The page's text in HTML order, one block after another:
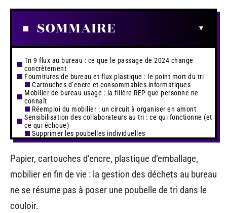
SOMMAIRE
Tri 9 flux au bureau : ce que le passage de 2024 change
concrètement
Fournitures de bureau et flux plastique : le point mort du tri
Cartouches d’encre et consommables informatiques
Mobilier de bureau usagé : la filière REP que personne ne
connaît
Réemploi du mobilier : un circuit à organiser en amont
Sensibilisation des collaborateurs au tri : ce qui fonctionne (et
ce qui échoue)
Supprimer les poubelles individuelles
Papier, cartouches d’encre, plastique d’emballage,
mobilier en fin de vie : la gestion des déchets au bureau
ne se résume pas à poser une poubelle de tri dans le
couloir.